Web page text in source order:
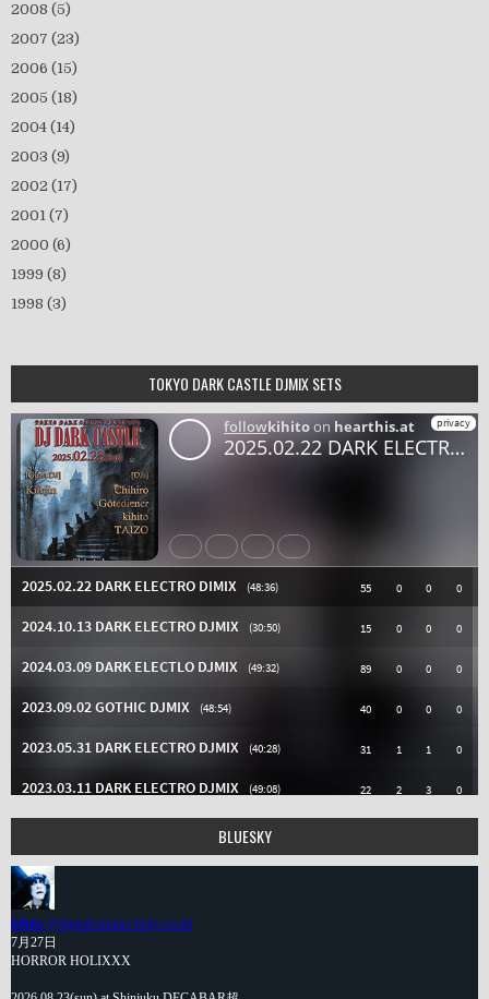
2008 (5)
2007 (23)
2006 (15)
2005 (18)
2004 (14)
2003 (9)
2002 (17)
2001 (7)
2000 (6)
1999 (8)
1998 (3)
TOKYO DARK CASTLE DJMIX SETS
BLUESKY